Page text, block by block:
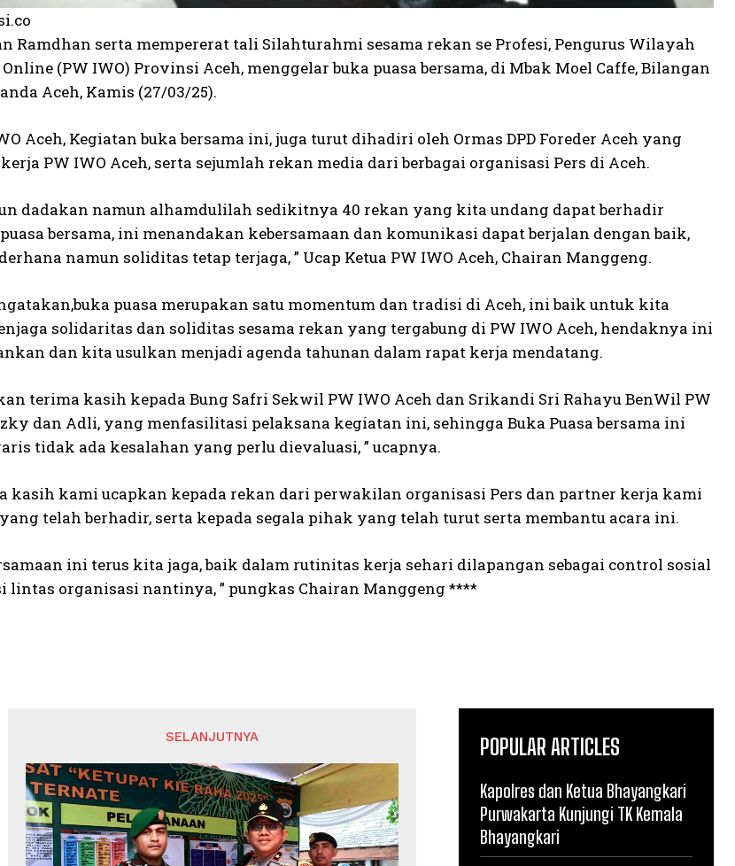
Ramdhan serta mempererat tali Silahturahmi sesama rekan se Profesi, Pengurus Wilayah
(PW IWO) Provinsi Aceh, menggelar buka puasa bersama, di Mbak Moel Caffe, Bilangan
Aceh, Kamis (27/03/25).
Aceh, Kegiatan buka bersama ini, juga turut dihadiri oleh Ormas DPD Foreder Aceh yang
PW IWO Aceh, serta sejumlah rekan media dari berbagai organisasi Pers di Aceh.
dadakan namun alhamdulilah sedikitnya 40 rekan yang kita undang dapat berhadir
bersama, ini menandakan kebersamaan dan komunikasi dapat berjalan dengan baik,
namun soliditas tetap terjaga, ” Ucap Ketua PW IWO Aceh, Chairan Manggeng.
puasa merupakan satu momentum dan tradisi di Aceh, ini baik untuk kita
solidaritas dan soliditas sesama rekan yang tergabung di PW IWO Aceh, hendaknya ini
dan kita usulkan menjadi agenda tahunan dalam rapat kerja mendatang.
terima kasih kepada Bung Safri Sekwil PW IWO Aceh dan Srikandi Sri Rahayu BenWil PW
dan Adli, yang menfasilitasi pelaksana kegiatan ini, sehingga Buka Puasa bersama ini
tidak ada kesalahan yang perlu dievaluasi, ” ucapnya.
kasih kami ucapkan kepada rekan dari perwakilan organisasi Pers dan partner kerja kami
yang telah berhadir, serta kepada segala pihak yang telah turut serta membantu acara ini.
ini terus kita jaga, baik dalam rutinitas kerja sehari dilapangan sebagai control sosial
lintas organisasi nantinya, ” pungkas Chairan Manggeng ****
SELANJUTNYA POPULAR ARTICLES
Kapolres dan Ketua Bhayangkari
Purwakarta Kunjungi TK Kemala
Bhayangkari